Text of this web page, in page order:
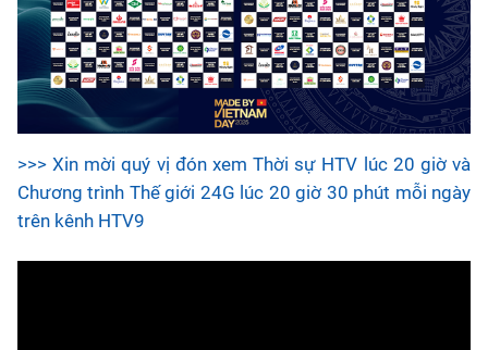
>>> Xin mời quý vị đón xem Thời sự HTV lúc 20 giờ và
Chương trình Thế giới 24G lúc 20 giờ 30 phút mỗi ngày
trên kênh HTV9